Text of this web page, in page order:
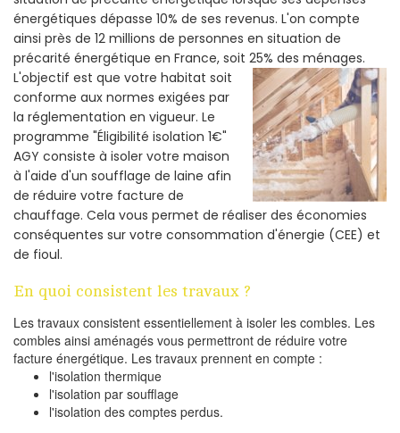
énergétiques dépasse 10% de ses revenus. L'on compte
ainsi près de 12 millions de personnes en situation de
précarité énergétique en France, soit 25% des ménages.
L'objectif est que votre habitat soit
conforme aux normes exigées par
la réglementation en vigueur. Le
programme "Éligibilité isolation 1€"
AGY consiste à isoler votre maison
à l'aide d'un soufflage de laine afin
de réduire votre facture de
chauffage. Cela vous permet de réaliser des économies
conséquentes sur votre consommation d'énergie (CEE) et
de fioul.
En quoi consistent les travaux ?
Les travaux consistent essentiellement à isoler les combles. Les
combles ainsi aménagés vous permettront de réduire votre
facture énergétique. Les travaux prennent en compte :
l'isolation thermique
l'isolation par soufflage
l'isolation des comptes perdus.